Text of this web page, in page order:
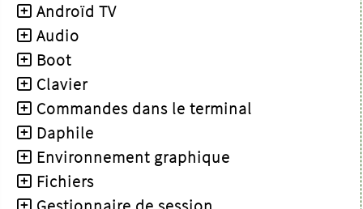
Androïd TV
Audio
Boot
Clavier
Commandes dans le terminal
Daphile
Environnement graphique
Fichiers